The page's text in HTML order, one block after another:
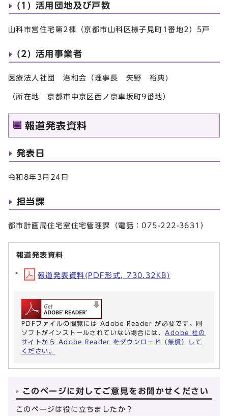
(1) 活用団地及び戸数
山科市営住宅第2棟（京都市山科区様子見町1番地2）5戸
(2) 活用事業者
医療法人社団 洛和会（理事長 矢野 裕典)
（所在地 京都市中京区西ノ京車坂町9番地）
報道発表資料
発表日
令和8年3月24日
担当課
都市計画局住宅室住宅管理課（電話：075-222-3631）
報道発表資料
報道発表資料(PDF形式, 730.32KB)
PDFファイルの閲覧には Adobe Reader が必要です。同
ソフトがインストールされていない場合には、 Adobe 社の
サイトから Adobe Reader をダウンロード（無償）して
ください。
このページに対してご意見をお聞かせください
このページは役に立ちましたか？